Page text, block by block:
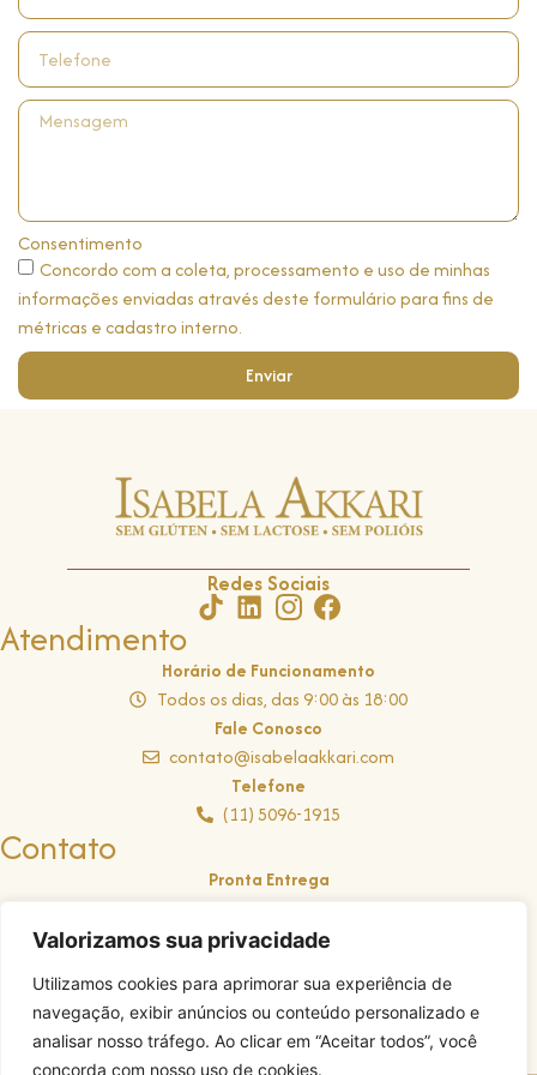
Valorizamos sua privacidade
Utilizamos cookies para aprimorar sua experiência de
navegação, exibir anúncios ou conteúdo personalizado e
analisar nosso tráfego. Ao clicar em “Aceitar todos”, você
concorda com nosso uso de cookies.
Consentimento
Concordo com a coleta, processamento e uso de minhas
informações enviadas através deste formulário para fins de
métricas e cadastro interno.
Enviar
Redes Sociais
Atendimento
Horário de Funcionamento
Todos os dias, das 9:00 às 18:00
Fale Conosco
contato@isabelaakkari.com
Telefone
(11) 5096-1915
Contato
Pronta Entrega
Clique Aqui
Encomendas
Eventos
(11) 99988-3771